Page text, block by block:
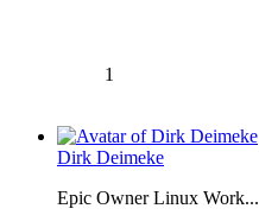
1
Dirk Deimeke
Epic Owner Linux Work...